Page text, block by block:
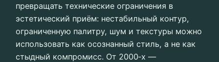
превращать технические ограничения в
эстетический приём: нестабильный контур,
ограниченную палитру, шум и текстуры можно
использовать как осознанный стиль, а не как
стыдный компромисс. От 2000‑х —